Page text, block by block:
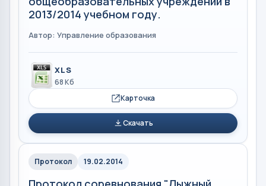
2013/2014 учебном году.
Автор: Управление образования
XLS
68 Кб
Карточка
Скачать
Протокол 19.02.2014